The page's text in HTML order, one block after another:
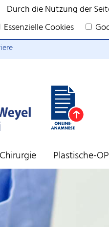
Durch die Nutzung der
Essenzielle Cookies
Plastische-OP